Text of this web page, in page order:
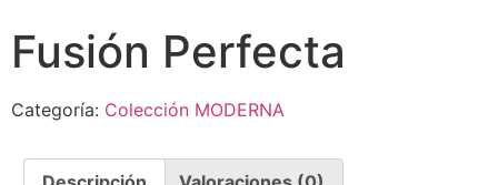
Fusión Perfecta
Categoría: Colección MODERNA